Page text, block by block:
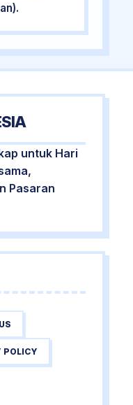
untuk Hari
Pasaran
POLICY